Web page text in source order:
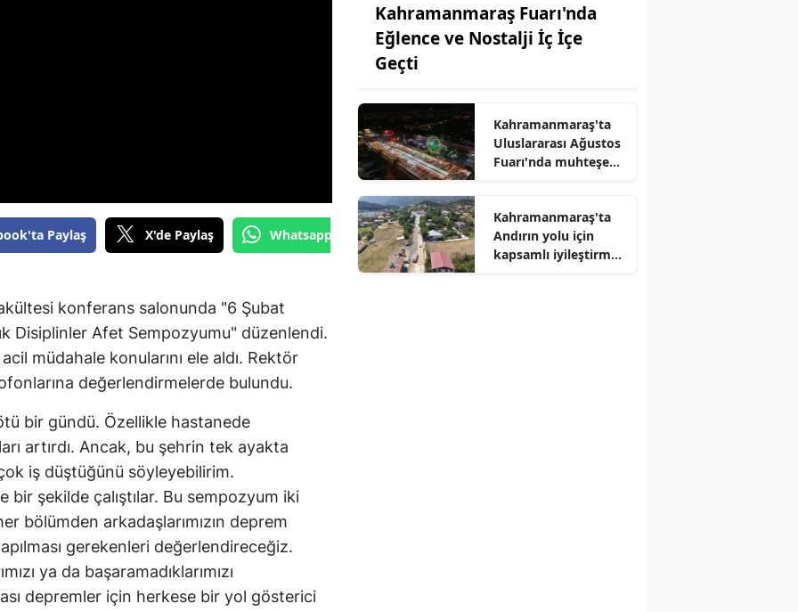
Paylaş X'de Paylaş Whatsapp'tan Gönder
konferans salonunda "6 Şubat
Disiplinler Afet Sempozyumu" düzenlendi.
müdahale konularını ele aldı. Rektör
değerlendirmelerde bulundu.
bir gündü. Özellikle hastanede
artırdı. Ancak, bu şehrin tek ayakta
iş düştüğünü söyleyebilirim.
bir şekilde çalıştılar. Bu sempozyum iki
bölümden arkadaşlarımızın deprem
gerekenleri değerlendireceğiz.
ya da başaramadıklarımızı
depremler için herkese bir yol gösterici
Kahramanmaraş Fuarı'nda
Eğlence ve Nostalji İç İçe
Geçti
Kahramanmaraş'ta
Uluslararası Ağustos
Fuarı'nda muhteşem
Kahramanmaraş'ta
Andırın yolu için
kapsamlı iyileştirme